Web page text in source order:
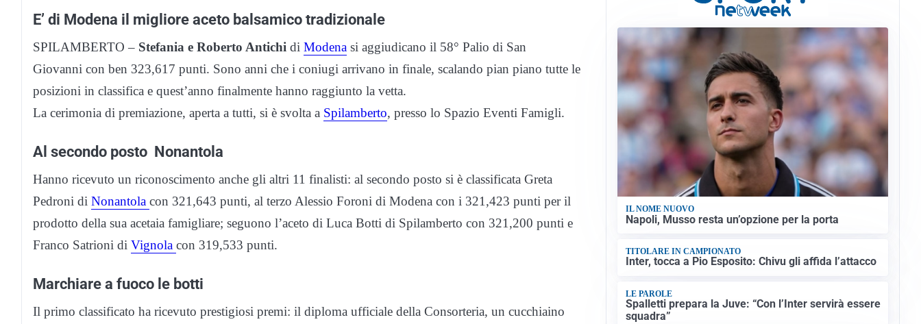
E’ di Modena il migliore aceto balsamico tradizionale
SPILAMBERTO – Stefania e Roberto Antichi di Modena si aggiudicano il 58° Palio di San
Giovanni con ben 323,617 punti. Sono anni che i coniugi arrivano in finale, scalando pian piano tutte le
posizioni in classifica e quest’anno finalmente hanno raggiunto la vetta.
La cerimonia di premiazione, aperta a tutti, si è svolta a Spilamberto, presso lo Spazio Eventi Famigli.
Al secondo posto Nonantola
Hanno ricevuto un riconoscimento anche gli altri 11 finalisti: al secondo posto si è classificata Greta
Pedroni di Nonantola con 321,643 punti, al terzo Alessio Foroni di Modena con i 321,423 punti per il
prodotto della sua acetaia famigliare; seguono l’aceto di Luca Botti di Spilamberto con 321,200 punti e
Franco Satrioni di Vignola con 319,533 punti.
Marchiare a fuoco le botti
Il primo classificato ha ricevuto prestigiosi premi: il diploma ufficiale della Consorteria, un cucchiaino
IL NOME NUOVO
Napoli, Musso resta un’opzione per la porta
TITOLARE IN CAMPIONATO
Inter, tocca a Pio Esposito: Chivu gli affida l’attacco
LE PAROLE
Spalletti prepara la Juve: “Con l’Inter servirà essere
squadra”